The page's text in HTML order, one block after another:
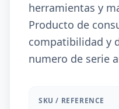
herramientas y
Producto de
compatibilidad y
numero de serie
SKU / REFERENCE